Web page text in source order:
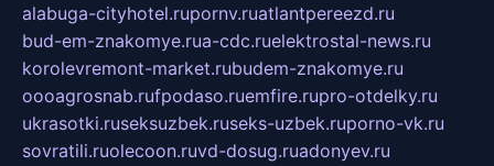
alabuga-cityhotel.rupornv.ruatlantpereezd.ru
bud-em-znakomye.rua-cdc.ruelektrostal-news.ru
korolevremont-market.rubudem-znakomye.ru
oooagrosnab.rufpodaso.ruemfire.rupro-otdelky.ru
ukrasotki.ruseksuzbek.ruseks-uzbek.ruporno-vk.ru
sovratili.ruolecoon.ruvd-dosug.ruadonyev.ru